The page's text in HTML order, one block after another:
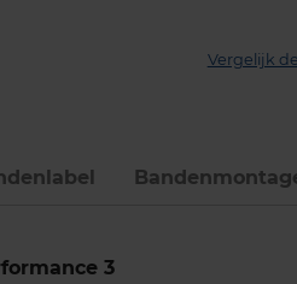
Vergelijk
3